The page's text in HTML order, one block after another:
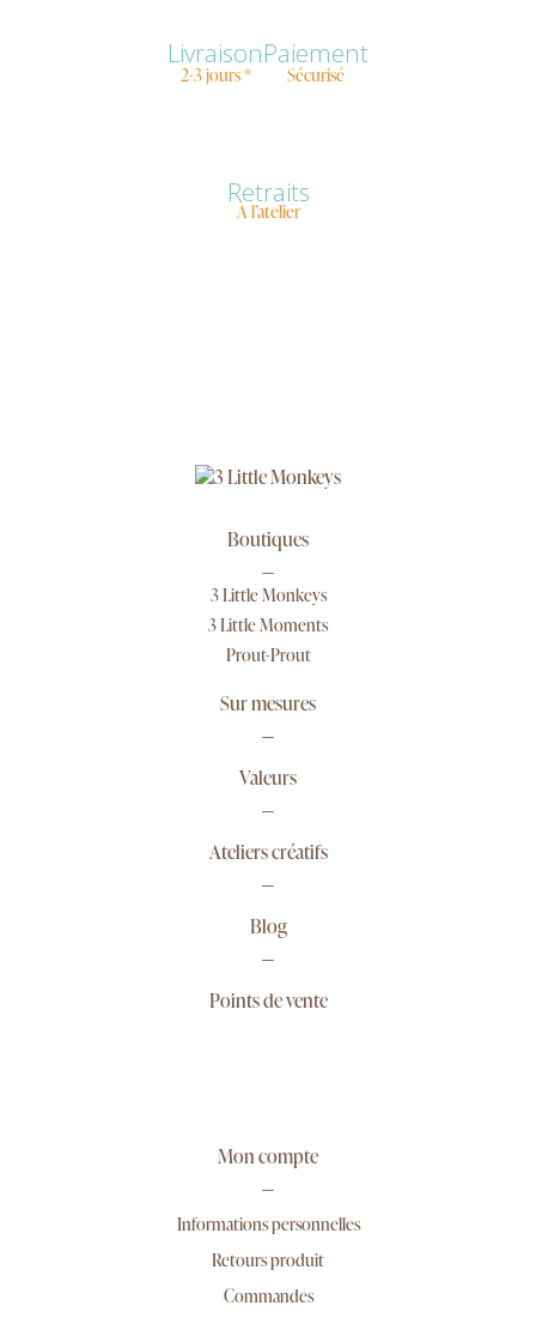
Livraison
2-3 jours *
Paiement
Sécurisé
Retraits
À l’atelier
Boutiques
3 Little Monkeys
3 Little Moments
Prout-Prout
Sur mesures
Valeurs
Ateliers créatifs
Blog
Points de vente
Mon compte
Informations personnelles
Retours produit
Commandes